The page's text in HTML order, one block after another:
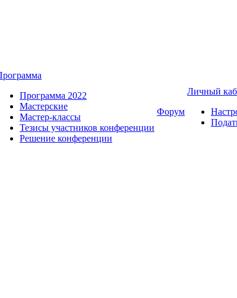
Программа 2022
Мастерские
Мастер-классы
Тезисы участников конференции
Решение конференции
Форум
Личный